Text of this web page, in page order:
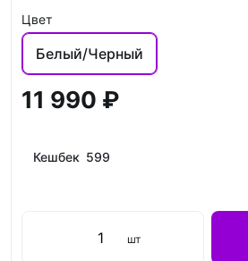
Цвет
Белый/Черный
11 990 ₽
Кешбек 599
шт